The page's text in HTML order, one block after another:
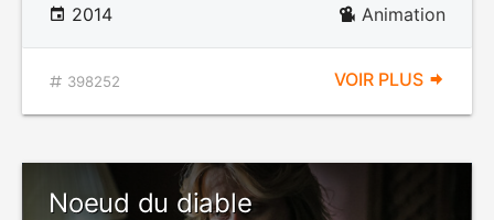
2014 Animation
398252 VOIR PLUS
Noeud du diable